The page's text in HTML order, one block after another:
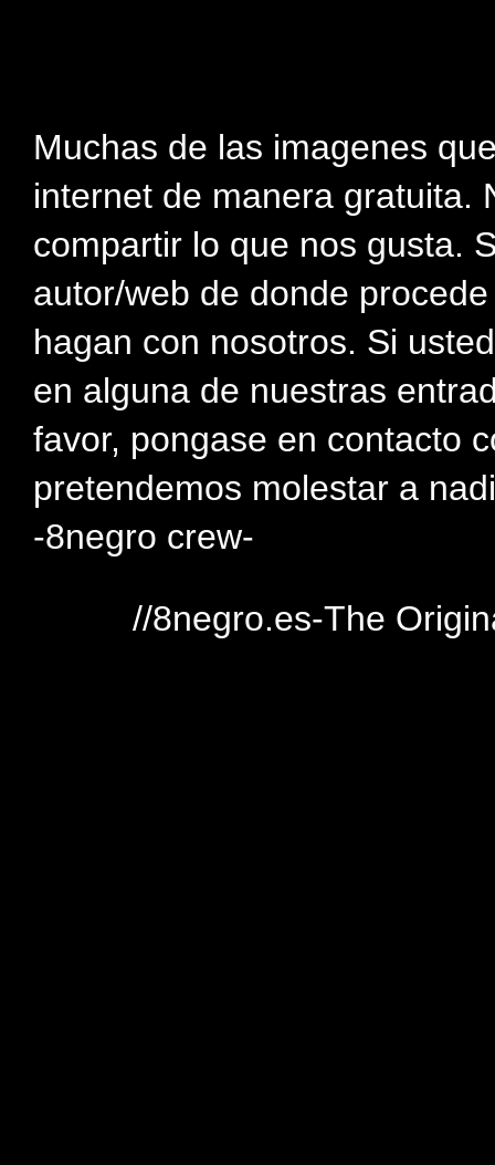
Muchas de las imagenes
internet de manera gratuita.
compartir lo que nos gusta.
autor/web de donde
hagan con nosotros. Si
en alguna de nuestras
favor, pongase en contacto
pretendemos molestar a
-8negro crew-
//8negro.es-The